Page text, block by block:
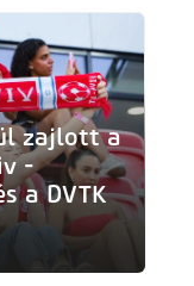
zajlott a
-
a DVTK